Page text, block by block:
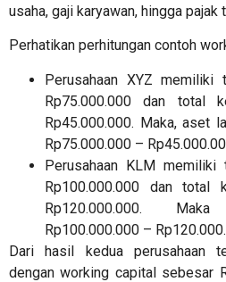
usaha, gaji karyawan, hingga pajak
Perhatikan perhitungan contoh
Perusahaan XYZ
Rp75.000.000 dan total
Rp45.000.000. Maka, aset
Rp75.000.000 –
Perusahaan KLM
Rp100.000.000 dan total
Rp120.000.000.
Rp100.000.000 –
Dari hasil kedua perusahaan
dengan working capital sebesar